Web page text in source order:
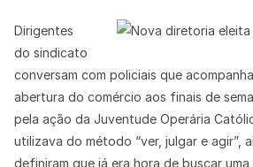
Dirigentes
do sindicato
conversam com policiais que
abertura do comércio aos finais de
pela ação da Juventude Operária
utilizava do método “ver, julgar e agir”,
definiram que já era hora de buscar